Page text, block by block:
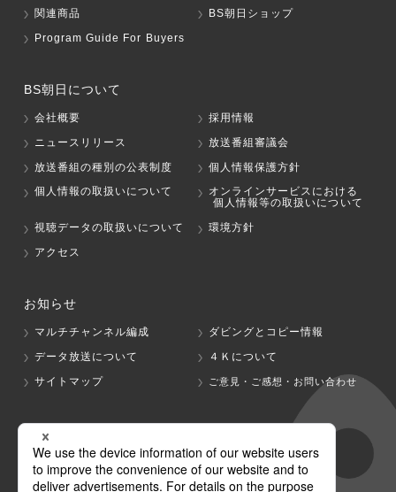
関連商品
BS朝日ショップ
Program Guide For Buyers
BS朝日について
会社概要
採用情報
ニュースリリース
放送番組審議会
放送番組の種別の公表制度
個人情報保護方針
個人情報の取扱いについて
オンラインサービスにおける
個人情報等の取扱いについて
視聴データの取扱いについて
環境方針
アクセス
お知らせ
マルチチャンネル編成
ダビングとコピー情報
データ放送について
４Ｋについて
サイトマップ
ご意見・ご感想・お問い合わせ
グループ会社
テレビ朝日 テレ朝チャンネル